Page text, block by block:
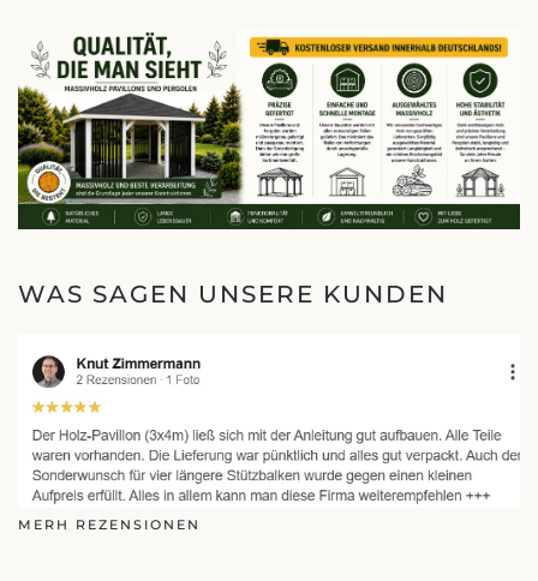
WAS SAGEN UNSERE KUNDEN
MERH REZENSIONEN